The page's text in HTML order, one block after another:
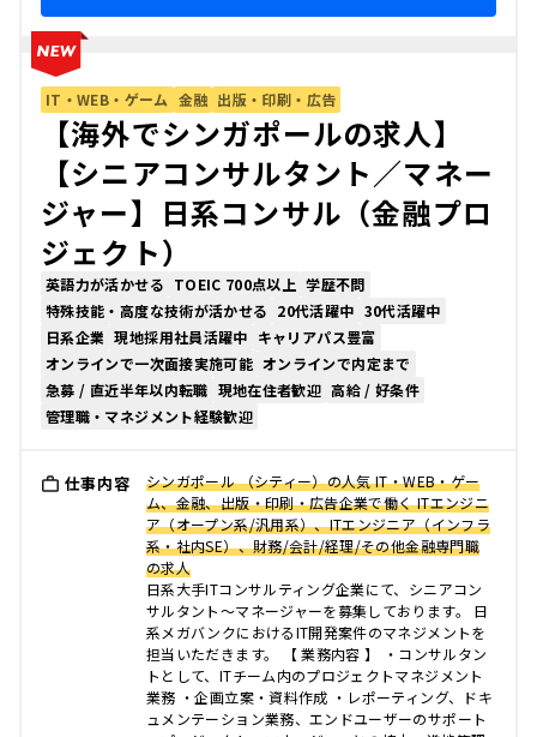
IT・WEB・ゲーム 金融 出版・印刷・広告
【海外でシンガポールの求人】
【シニアコンサルタント／マネー
ジャー】日系コンサル（金融プロ
ジェクト）
英語力が活かせる TOEIC 700点以上 学歴不問
特殊技能・高度な技術が活かせる 20代活躍中 30代活躍中
日系企業 現地採用社員活躍中 キャリアパス豊富
オンラインで一次面接実施可能 オンラインで内定まで
急募 / 直近半年以内転職 現地在住者歓迎 高給 / 好条件
管理職・マネジメント経験歓迎
仕事内容
シンガポール （シティー）の人気 IT・WEB・ゲー
ム、金融、出版・印刷・広告企業で働く ITエンジニ
ア（オープン系/汎用系）、ITエンジニア（インフラ
系・社内SE）、財務/会計/経理/その他金融専門職
の求人
日系大手ITコンサルティング企業にて、シニアコン
サルタント～マネージャーを募集しております。 日
系メガバンクにおけるIT開発案件のマネジメントを
担当いただきます。 【 業務内容 】 ・コンサルタン
トとして、ITチーム内のプロジェクトマネジメント
業務 ・企画立案・資料作成 ・レポーティング、ドキ
ュメンテーション業務、エンドユーザーのサポート